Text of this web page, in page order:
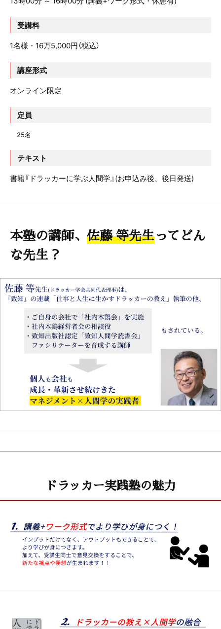
受講料
1名様・16万5,000円（税込）
講座形式
オンライン限定
定員
25名
テキスト
書籍『ドラッカーに学ぶ人間学』(お申込み後、後日発送)
本塾の講師、 佐藤 等先生ってどん
な先生？
ドラッカー実践塾の魅力